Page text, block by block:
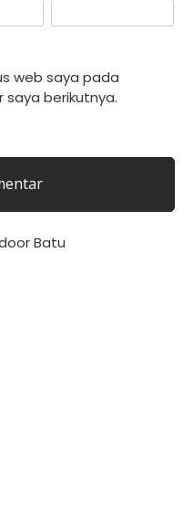
web saya pada
berikutnya.
Batu